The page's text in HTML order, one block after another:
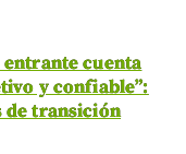
entrante cuenta
y confiable”:
de transición